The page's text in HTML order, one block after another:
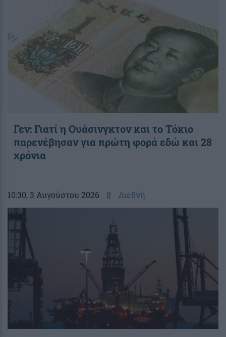
Γεν: Γιατί η Ουάσινγκτον και το Τόκιο
παρενέβησαν για πρώτη φορά εδώ και 28
χρόνια
10:30, 3 Αυγούστου 2026 || Διεθνή